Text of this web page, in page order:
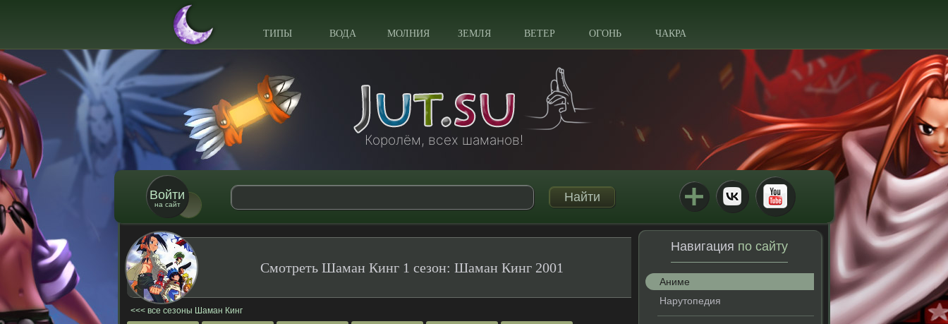
ТИПЫ ВОДА МОЛНИЯ ЗЕМЛЯ ВЕТЕР ОГОНЬ ЧАКРА
Королём, всех шаманов!
Войти
на сайт
Смотреть Шаман Кинг 1 сезон: Шаман Кинг 2001
все сезоны Шаман Кинг
Навигация по сайту
Аниме
Нарутопедия